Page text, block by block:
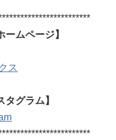
ームページ】
ス
タグラム】